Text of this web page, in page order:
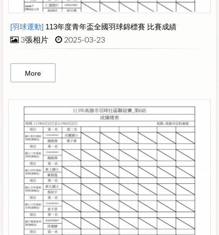
[羽球運動] 113年度青年盃全國羽球錦標賽 比賽成績
3張相片 2025-03-23
More